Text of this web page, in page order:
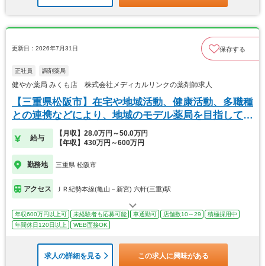
更新日：2026年7月31日 保存する
正社員 調剤薬局
健やか薬局 みくも店 株式会社メディカルリンクの薬剤師求人
【三重県松阪市】在宅や地域活動、健康活動、多職種
との連携などにより、地域のモデル薬局を目指してい
ます
給与
【月収】28.0万円～50.0万円
【年収】430万円～600万円
勤務地 三重県 松阪市
アクセス ＪＲ紀勢本線(亀山－新宮) 六軒(三重)駅
年収600万円以上可 未経験者も応募可能 車通勤可 店舗数10～29
積極採用中
年間休日120日以上
WEB面接OK
求人の詳細を見る この求人に興味がある